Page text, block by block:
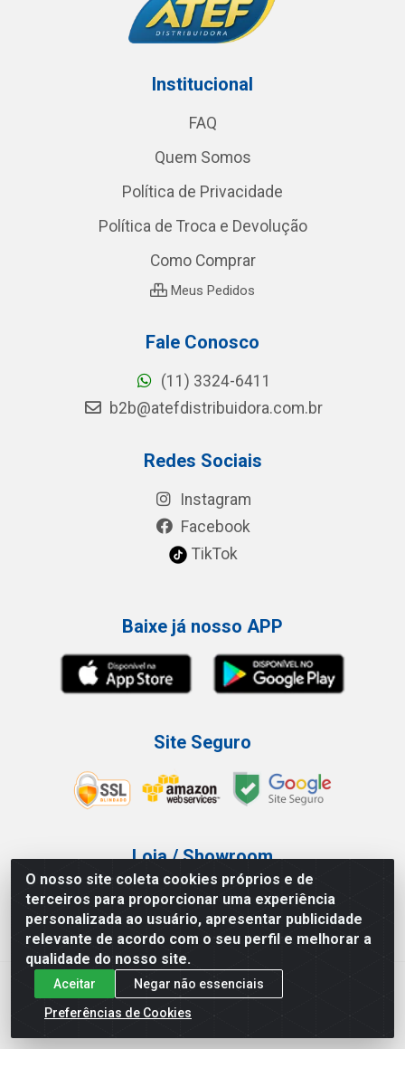
O nosso site coleta cookies próprios e de
terceiros para proporcionar uma experiência
personalizada ao usuário, apresentar publicidade
relevante de acordo com o seu perfil e melhorar a
qualidade do nosso site.
Aceitar
Negar não essenciais
Preferências de Cookies
Institucional
FAQ
Quem Somos
Política de Privacidade
Política de Troca e Devolução
Como Comprar
Meus Pedidos
Fale Conosco
(11) 3324-6411
b2b@atefdistribuidora.com.br
Redes Sociais
Instagram
Facebook
TikTok
Baixe já nosso APP
Site Seguro
Loja / Showroom
Tel.: (11) 3227-0546
Av Vautier, 587/597 - Pari - São Paulo/SP
Atef Distribuidora LTDA - Av. Vautier, 585/597 - Pari - São
Paulo/SP - CEP 03.032-000 - CNPJ 27.717.135/0001-29